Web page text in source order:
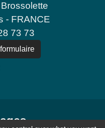
- FRANCE
73 73